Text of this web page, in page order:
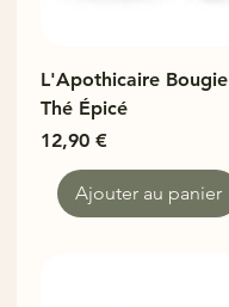
L'Apothicaire Bougie
Thé Épicé
Prix
12,90 €
Ajouter au panier